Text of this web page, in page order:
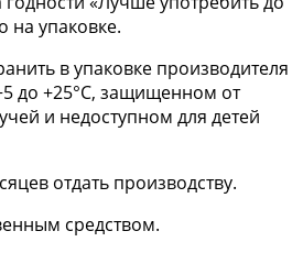
на упаковке.
в упаковке производителя
до +25°С, защищенном от
и недоступном для детей
отдать производству.
средством.